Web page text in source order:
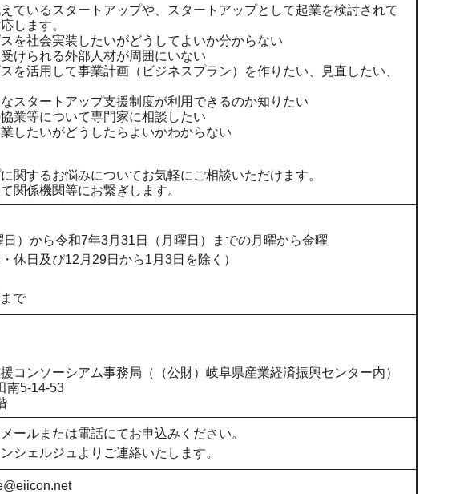
ているスタートアップや、スタートアップとして起業を検討されて
します。
を社会実装したいがどうしてよいか分からない
けられる外部人材が周囲にいない
を活用して事業計画（ビジネスプラン）を作りたい、見直したい、
スタートアップ支援制度が利用できるのか知りたい
業等について専門家に相談したい
したいがどうしたらよいかわからない
関するお悩みについてお気軽にご相談いただけます。
関係機関等にお繋ぎします。
）から令和7年3月31日（月曜日）までの月曜から金曜
休日及び12月29日から1月3日を除く）
で
コンソーシアム事務局（（公財）岐阜県産業経済振興センター内）
南5-14-53
ールまたは電話にてお申込みください。
シェルジュよりご連絡いたします。